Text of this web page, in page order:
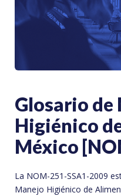
Glosario de
Higiénico
México
La NOM-251-SSA1-2009
Manejo Higiénico de